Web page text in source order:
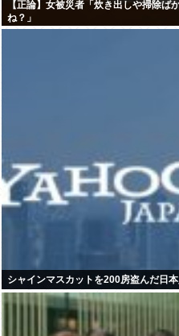
【正論】女被災者「炊き出しや掃除ば
ね？」
シャインマスカットを200房盗んだ日